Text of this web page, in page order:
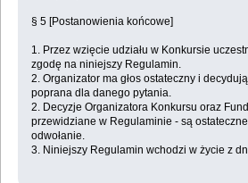
§ 5 [Postanowienia końcowe]
1. Przez wzięcie udziału w Konkursie
zgodę na niniejszy Regulamin.
2. Organizator ma głos ostateczny i
poprana dla danego pytania.
2. Decyzje Organizatora Konkursu oraz
przewidziane w Regulaminie - są
odwołanie.
3. Niniejszy Regulamin wchodzi w życie z